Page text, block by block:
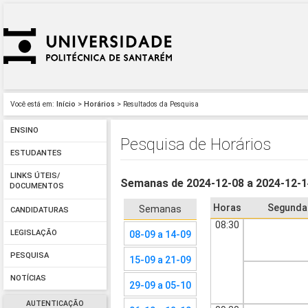
Você está em: Início > Horários > Resultados da Pesquisa
ENSINO
ESTUDANTES
LINKS ÚTEIS/
DOCUMENTOS
CANDIDATURAS
LEGISLAÇÃO
PESQUISA
NOTÍCIAS
AUTENTICAÇÃO
Pesquisa de Horários
Semanas de 2024-12-08 a 2024-12-
Semanas
08-09 a 14-09
15-09 a 21-09
29-09 a 05-10
Horas Segunda
08:30